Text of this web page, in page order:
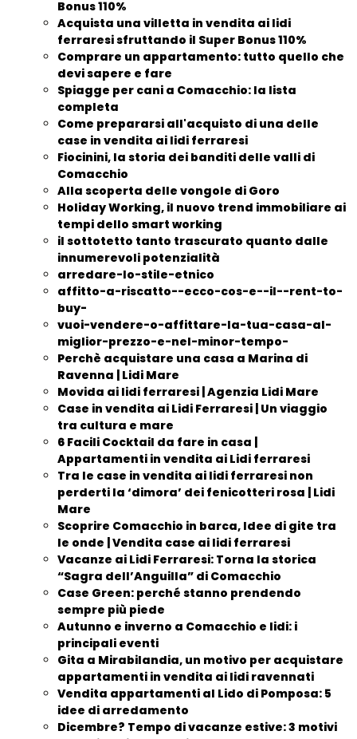
Bonus 110%
Acquista una villetta in vendita ai lidi
ferraresi sfruttando il Super Bonus 110%
Comprare un appartamento: tutto quello che
devi sapere e fare
Spiagge per cani a Comacchio: la lista
completa
Come prepararsi all'acquisto di una delle
case in vendita ai lidi ferraresi
Fiocinini, la storia dei banditi delle valli di
Comacchio
Alla scoperta delle vongole di Goro
Holiday Working, il nuovo trend immobiliare ai
tempi dello smart working
il sottotetto tanto trascurato quanto dalle
innumerevoli potenzialità
arredare-lo-stile-etnico
affitto-a-riscatto--ecco-cos-e--il--rent-to-
buy-
vuoi-vendere-o-affittare-la-tua-casa-al-
miglior-prezzo-e-nel-minor-tempo-
Perchè acquistare una casa a Marina di
Ravenna | Lidi Mare
Movida ai lidi ferraresi | Agenzia Lidi Mare
Case in vendita ai Lidi Ferraresi | Un viaggio
tra cultura e mare
6 Facili Cocktail da fare in casa |
Appartamenti in vendita ai Lidi ferraresi
Tra le case in vendita ai lidi ferraresi non
perderti la ‘dimora’ dei fenicotteri rosa | Lidi
Mare
Scoprire Comacchio in barca, Idee di gite tra
le onde | Vendita case ai lidi ferraresi
Vacanze ai Lidi Ferraresi: Torna la storica
“Sagra dell’Anguilla” di Comacchio
Case Green: perché stanno prendendo
sempre più piede
Autunno e inverno a Comacchio e lidi: i
principali eventi
Gita a Mirabilandia, un motivo per acquistare
appartamenti in vendita ai lidi ravennati
Vendita appartamenti al Lido di Pomposa: 5
idee di arredamento
Dicembre? Tempo di vacanze estive: 3 motivi